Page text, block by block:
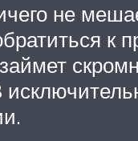
не
к